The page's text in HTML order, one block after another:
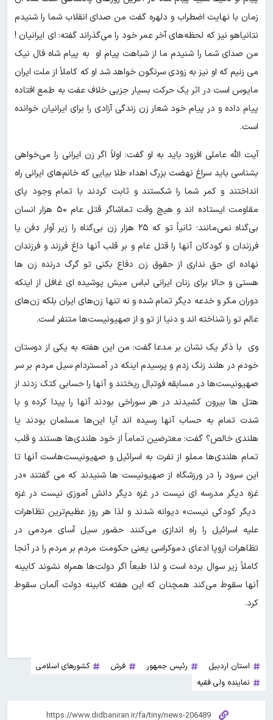
زمان با نهایت اضطراب و دلهره گفت من صدای انقلاب شما را شنیدم
نتانیاهو نیز که لحظه‌های آخر عمر خود را می‌گذراند گفته: ای ایرانیان !
من صدای شما را شنیدم ما از شباهت پیام او به پیام شاه فال نیک
می زنیم که او نیز به زودی سرنگون خواهد شد او که کاملاً از ملت ایران
مایوس است در اثر یک حرکت بسیار جزیی خلاف عفت به طمع افتاده
پیام داده و در پیام خود شعار زن زندگی آزادی را برای ایرانیان خوانده
است.
آیت الله عاملی افزود باید به او گفت: اولاً اگر زن ایرانی را می‌خواهی
بشناسی باید سراغ نهضت بزرگ اهداء طلا بیایی که خانم‌های ایرانی راه
انداختند و کمر شما را شکستند و ثابت کردند با تمام وجود پای
مقاومت ایستاده اند و هیچ وقت تماشاگر قتل عام ۵۰ هزار انسان
بی‌گناه نمی‌مانند؛ ثانیاً تو که ۲۵ هزار زن بی‌گناه را زیر آوار دفن یا
فرزندان و کودکان آنها را قتل عام و بر قلب آنها داغ فرزند و فرزندان
نهاده ای حق نداری از حقوق زن دفاع بکنی تو گرگ درنده زن ها
هستی و حالا برای زنان ایرانی لباس میش پوشیده ای غافل از اینکه
دوران مکر و خدعه دیگر تمام شده و نه تنها زن‌های ایران بلکه زن‌های
عالم تو را شناخته اند و دنیا از تو و از صهیونیست‌ها متنفر است.
وی با ذکر یک نشان بر مدعا گفت: من این هفته به یکی از دوستان
خودم در هلند زنگ زدم و پرسیدم اینکه در آمستردام سیل مردم بر سر
صهیونیست‌ها در مسابقه فوتبال ریختند و آنها را حسابی کتک زدند از
هتل ها بیرون کشیدند در هر سوراخی بودند آنها را پیدا کرده و با
شدت تمام به حساب آنها رسیده اند آیا این‌ها مسلمان بودند یا
هلندی خالص؟ گفت: معترضین تماماً از خود هلندی‌ها هستند و قلب
تمام هلندی‌ها مملو از نفرت به اسرائیل و صهیونیست‌هاست آنها تا
این سرود را در ورزشگاه از صهیونیست ها شنیدند که می گفتند «در
غزه دیگر مدرسه ای نیست در غزه دیگر دانش آموزی نیست در غزه
دیگر کودکی نیست» دیوانه شدند و لذا هر روز عظیم‌ترین تظاهرات
علیه اسرائیل را راه اندازی می‌کنند حضور سیل آسای مردمی در
تظاهرات اروپا ادعای دموکراسی یعنی حکومت مردم بر مردم را در آنجا
کاملاً زیر سوال برده است و لذا طبعاً اگر دولت‌ها همراه نشوند کابینه
آنها سقوط می‌کند همچنان که این هفته کابینه دولت آلمان سقوط
کرد.
استان اردبیل رئیس جمهور فرش
کشورهای اسلامی
نماینده ولی فقیه